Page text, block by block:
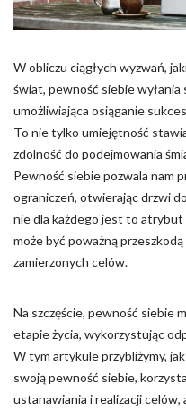
W obliczu ciągłych wyzwań,
świat, pewność siebie wyłania
umożliwiająca osiąganie
To nie tylko umiejętność
zdolność do podejmowania
Pewność siebie pozwala nam
ograniczeń, otwierając drzwi
nie dla każdego jest to atrybut
może być poważną
zamierzonych celów.
Na szczęście, pewność siebie
etapie życia, wykorzystując
W tym artykule przybliżymy,
swoją pewność siebie,
ustanawiania i realizacji celów,
zapamiętanie informacji,
Statystyka
Statystyczne pliki cookie
internetowych zrozumieć, w
zachowują się na stronie,
informacje.
Marketing
wyświetlanie reklam, które
poszczególnych
wydawców i reklamodawców
Nieklasyfikowane